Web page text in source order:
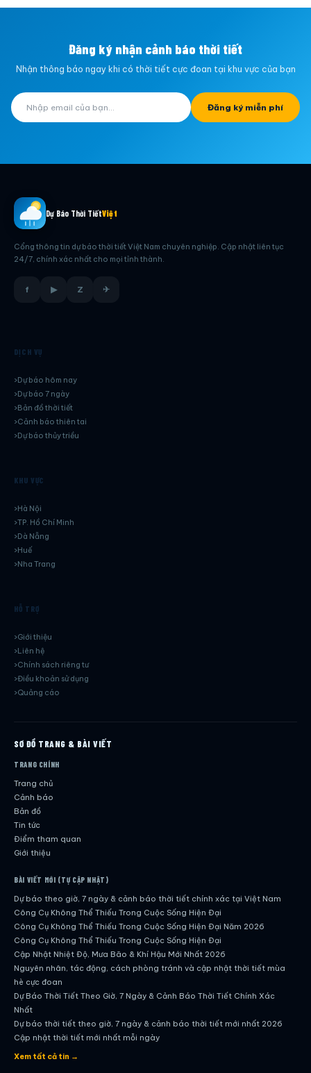
Đăng ký nhận cảnh báo thời tiết
Nhận thông báo ngay khi có thời tiết cực đoan tại khu vực của bạn
Đăng ký miễn phí
Dự Báo Thời TiếtViệt
Cổng thông tin dự báo thời tiết Việt Nam chuyên nghiệp. Cập nhật liên tục
24/7, chính xác nhất cho mọi tỉnh thành.
f ▶ Z ✈
DỊCH VỤ
Dự báo hôm nay
Dự báo 7 ngày
Bản đồ thời tiết
Cảnh báo thiên tai
Dự báo thủy triều
KHU VỰC
Hà Nội
TP. Hồ Chí Minh
Dà Nẵng
Huế
Nha Trang
HỖ TRỢ
Giới thiệu
Liên hệ
Chính sách riêng tư
Điều khoản sử dụng
Quảng cáo
SƠ ĐỒ TRANG & BÀI VIẾT
TRANG CHÍNH
Trang chủ
Cảnh báo
Bản đồ
Tin tức
Điểm tham quan
Giới thiệu
BÀI VIẾT MỚI (TỰ CẬP NHẬT)
Dự báo theo giờ, 7 ngày & cảnh báo thời tiết chính xác tại Việt Nam
Công Cụ Không Thể Thiếu Trong Cuộc Sống Hiện Đại
Công Cụ Không Thể Thiếu Trong Cuộc Sống Hiện Đại Năm 2026
Công Cụ Không Thể Thiếu Trong Cuộc Sống Hiện Đại
Cập Nhật Nhiệt Độ, Mưa Bão & Khí Hậu Mới Nhất 2026
Nguyên nhân, tác động, cách phòng tránh và cập nhật thời tiết mùa
hè cực đoan
Dự Báo Thời Tiết Theo Giờ, 7 Ngày & Cảnh Báo Thời Tiết Chính Xác
Nhất
Dự báo thời tiết theo giờ, 7 ngày & cảnh báo thời tiết mới nhất 2026
Cập nhật thời tiết mới nhất mỗi ngày
Hướng dẫn đầy đủ về dự báo thời tiết hiện đại
Xem tất cả tin →